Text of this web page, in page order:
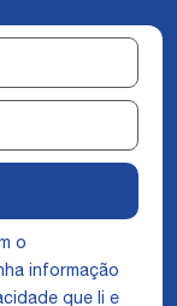
o
informação
que li e